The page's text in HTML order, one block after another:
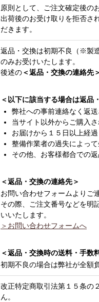
原則として、ご注文確定後の
出荷後のお受け取りを拒否さ
だきます。
返品・交換は初期不良（※製
のみお受けいたします。
後述の＜返品・交換の連絡先＞
＜以下に該当する場合は返品
弊社への事前連絡なく返
当サイト以外からご購入
お届けから１５日以上経
整備作業者の過失によっ
その他、お客様都合での
＜返品・交換の連絡先＞
お問い合わせフォームよりご
その際、ご注文番号などを明
いいたします。
＞お問い合わせフォームへ
＜返品・交換時の送料・手数
初期不良の場合は弊社が全額
改正特定商取引法第１５条の
ん。